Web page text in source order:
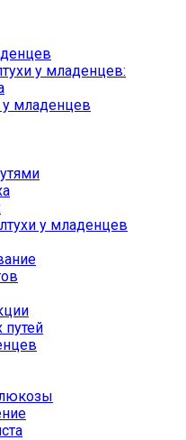
у младенцев:
младенцев
у младенцев